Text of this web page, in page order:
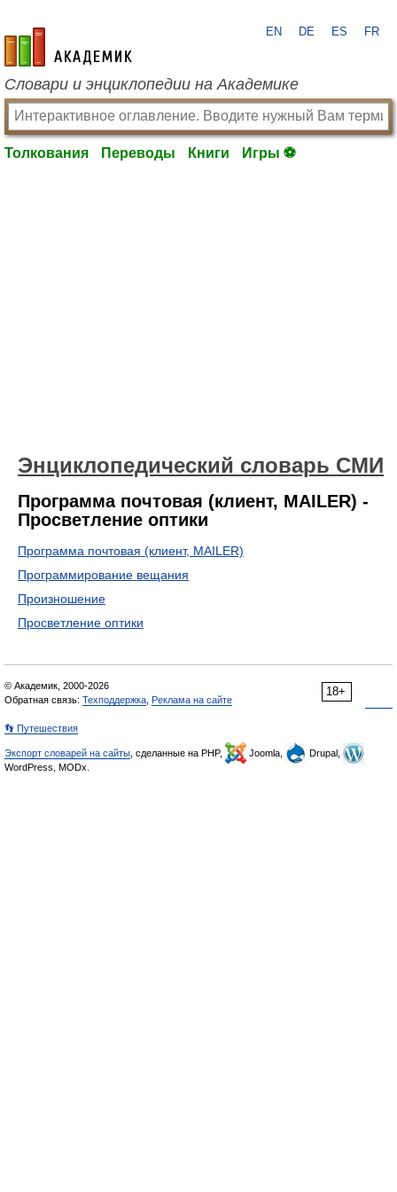
academic.ru
EN DE ES FR
Словари и энциклопедии на Академике
Толкования Переводы Книги Игры ⚽
Энциклопедический словарь СМИ
Программа почтовая (клиент, MAILER) -
Просветление оптики
Программа почтовая (клиент, MAILER)
Программирование вещания
Произношение
Просветление оптики
18+
© Академик, 2000-2026
Обратная связь: Техподдержка Реклама на сайте
👣 Путешествия
Экспорт словарей на сайты , сделанные на PHP, Joomla,
Drupal,
WordPress, MODx.